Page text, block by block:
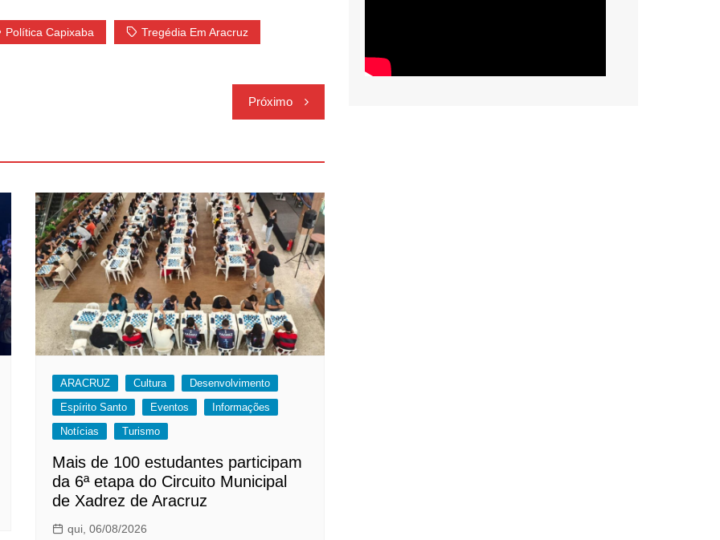
Política Capixaba Tregédia Em Aracruz
Próximo
ARACRUZ Cultura
Desenvolvimento
Espírito Santo
Eventos
Informações
Notícias
Turismo
Mais de 100 estudantes participam
da 6ª etapa do Circuito Municipal
de Xadrez de Aracruz
qui, 06/08/2026